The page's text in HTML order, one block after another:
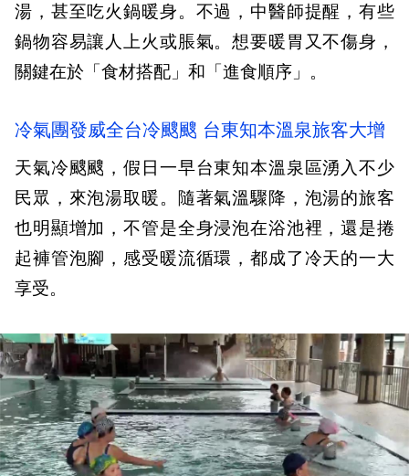
湯，甚至吃火鍋暖身。不過，中醫師提醒，有些
鍋物容易讓人上火或脹氣。想要暖胃又不傷身，
關鍵在於「食材搭配」和「進食順序」。
冷氣團發威全台冷颼颼 台東知本溫泉旅客大增
天氣冷颼颼，假日一早台東知本溫泉區湧入不少
民眾，來泡湯取暖。隨著氣溫驟降，泡湯的旅客
也明顯增加，不管是全身浸泡在浴池裡，還是捲
起褲管泡腳，感受暖流循環，都成了冷天的一大
享受。